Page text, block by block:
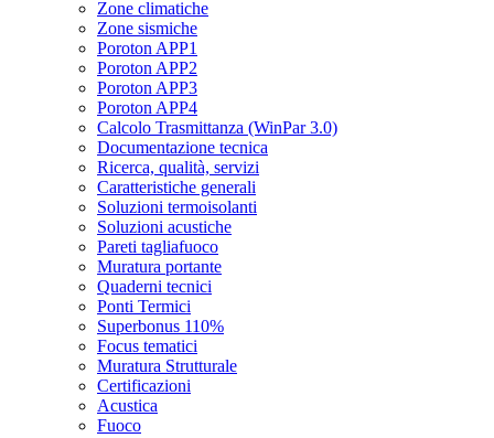
Zone climatiche
Zone sismiche
Poroton APP1
Poroton APP2
Poroton APP3
Poroton APP4
Calcolo Trasmittanza (WinPar 3.0)
Documentazione tecnica
Ricerca, qualità, servizi
Caratteristiche generali
Soluzioni termoisolanti
Soluzioni acustiche
Pareti tagliafuoco
Muratura portante
Quaderni tecnici
Ponti Termici
Superbonus 110%
Focus tematici
Muratura Strutturale
Certificazioni
Acustica
Fuoco